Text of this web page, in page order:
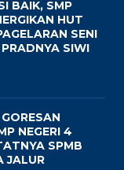
BAIK, SMP
HUT
SENI
SIWI
NEGERI 4
SPMB
JALUR